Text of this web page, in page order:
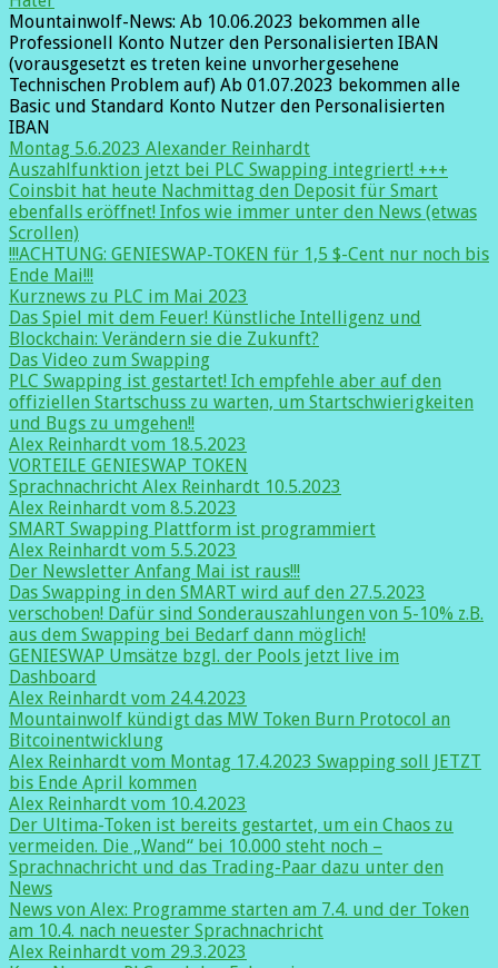
Mountainwolf-News: Ab 10.06.2023 bekommen alle
Professionell Konto Nutzer den Personalisierten IBAN
(vorausgesetzt es treten keine unvorhergesehene
Technischen Problem auf) Ab 01.07.2023 bekommen alle
Basic und Standard Konto Nutzer den Personalisierten
IBAN
Montag 5.6.2023 Alexander Reinhardt
Auszahlfunktion jetzt bei PLC Swapping integriert! +++
Coinsbit hat heute Nachmittag den Deposit für Smart
ebenfalls eröffnet! Infos wie immer unter den News (etwas
Scrollen)
!!!ACHTUNG: GENIESWAP-TOKEN für 1,5 $-Cent nur noch bis
Ende Mai!!!
Kurznews zu PLC im Mai 2023
Das Spiel mit dem Feuer! Künstliche Intelligenz und
Blockchain: Verändern sie die Zukunft?
Das Video zum Swapping
PLC Swapping ist gestartet! Ich empfehle aber auf den
offiziellen Startschuss zu warten, um Startschwierigkeiten
und Bugs zu umgehen!!
Alex Reinhardt vom 18.5.2023
VORTEILE GENIESWAP TOKEN
Sprachnachricht Alex Reinhardt 10.5.2023
Alex Reinhardt vom 8.5.2023
SMART Swapping Plattform ist programmiert
Alex Reinhardt vom 5.5.2023
Der Newsletter Anfang Mai ist raus!!!
Das Swapping in den SMART wird auf den 27.5.2023
verschoben! Dafür sind Sonderauszahlungen von 5-10% z.B.
aus dem Swapping bei Bedarf dann möglich!
GENIESWAP Umsätze bzgl. der Pools jetzt live im
Dashboard
Alex Reinhardt vom 24.4.2023
Mountainwolf kündigt das MW Token Burn Protocol an
Bitcoinentwicklung
Alex Reinhardt vom Montag 17.4.2023 Swapping soll JETZT
bis Ende April kommen
Alex Reinhardt vom 10.4.2023
Der Ultima-Token ist bereits gestartet, um ein Chaos zu
vermeiden. Die „Wand“ bei 10.000 steht noch –
Sprachnachricht und das Trading-Paar dazu unter den
News
News von Alex: Programme starten am 7.4. und der Token
am 10.4. nach neuester Sprachnachricht
Alex Reinhardt vom 29.3.2023